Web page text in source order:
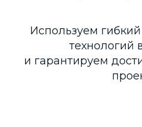
Используем
технологий
и гарантируем